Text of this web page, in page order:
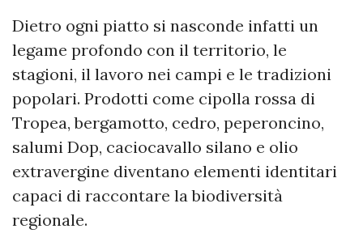
Dietro ogni piatto si nasconde infatti un
legame profondo con il territorio, le
stagioni, il lavoro nei campi e le tradizioni
popolari. Prodotti come cipolla rossa di
Tropea, bergamotto, cedro, peperoncino,
salumi Dop, caciocavallo silano e olio
extravergine diventano elementi identitari
capaci di raccontare la biodiversità
regionale.